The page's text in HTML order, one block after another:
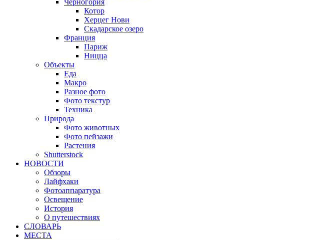
Черногория
Котор
Херцег Нови
Скадарское озеро
Франция
Париж
Ницца
Объекты
Еда
Макро
Разное фото
Фото текстур
Техника
Природа
Фото животных
Фото пейзажи
Растения
Shutterstock
НОВОСТИ
Обзоры
Лайфхаки
Фотоаппаратура
Освещение
История
О путешествиях
CЛОВАРЬ
МЕСТА